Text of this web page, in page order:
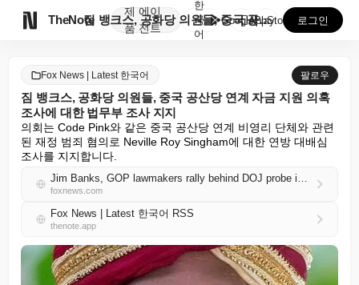
TheNote
제
품
에이
전트
짐 뱅크스, 공화당 의원들, 중국 공산당 연계 자금 지...
한
국
어
GooglePlay
AppStore 로그인
Fox News | Latest 한국어 팔로우
짐 뱅크스, 공화당 의원들, 중국 공산당 연계 자금 지원 의혹
조사에 대한 법무부 조사 지지
의회는 Code Pink와 같은 중국 공산당 연계 비영리 단체와 관련
된 재정 범죄 혐의로 Neville Roy Singham에 대한 연방 대배심
조사를 지지합니다.
Jim Banks, GOP lawmakers rally behind DOJ probe into alleged CCP-linked funding network
foxnews.com
Fox News | Latest 한국어 RSS
thenote.app